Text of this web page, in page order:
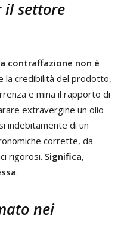
il settore
contraffazione non è
la credibilità del prodotto,
e mina il rapporto di
extravergine un olio
indebitamente di un
corrette, da
rigorosi. Significa,
.
nei